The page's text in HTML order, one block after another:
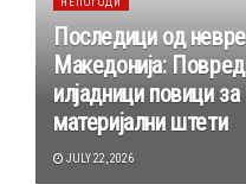
НЕПОГОДИ
Последици од
Македонија:
илјадници повици
материјални штети
JULY 22, 2026